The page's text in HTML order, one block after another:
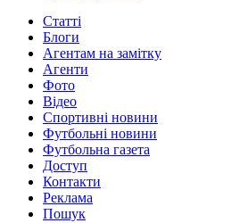
Статті
Блоги
Агентам на замітку
Агенти
Фото
Відео
Спортивні новини
Футбольні новини
Футбольна газета
Доступ
Контакти
Реклама
Пошук